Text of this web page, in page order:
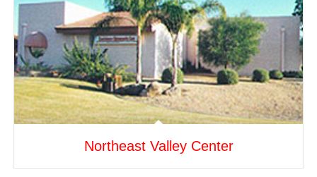
Northeast Valley Center